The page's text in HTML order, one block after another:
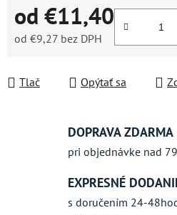
od €11,40
od €9,27 bez DPH
Tlač Opýtať sa
DOPRAVA ZDARMA
pri objednávke nad
EXPRESNÉ
s doručením 24-